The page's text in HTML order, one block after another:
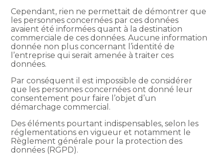
Cependant, rien ne permettait de démontrer que
les personnes concernées par ces données
avaient été informées quant à la destination
commerciale de ces données. Aucune information
donnée non plus concernant l’identité de
l’entreprise qui serait amenée à traiter ces
données.
Par conséquent il est impossible de considérer
que les personnes concernées ont donné leur
consentement pour faire l’objet d’un
démarchage commercial.
Des éléments pourtant indispensables, selon les
réglementations en vigueur et notamment le
Règlement générale pour la protection des
données (RGPD).